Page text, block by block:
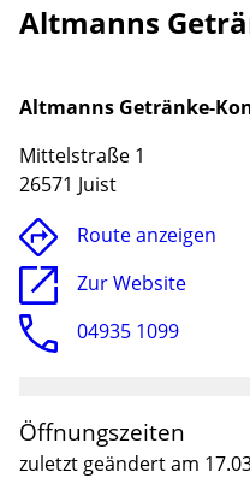
Altmanns
Altmanns Getränke-
Mittelstraße 1
26571 Juist
Route anzeigen
Zur Website
04935 1099
Öffnungszeiten
zuletzt geändert am